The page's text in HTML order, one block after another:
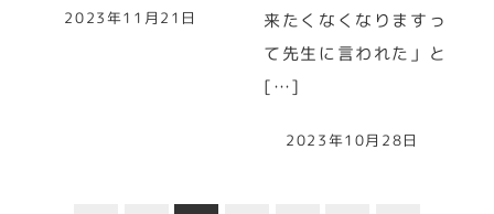
2023年11月21日
来たくなくなりますっ
て先生に言われた」と
[…]
2023年10月28日